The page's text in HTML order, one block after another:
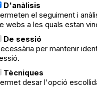
D'anàlisis
el seguiment i
webs a les quals estan
De sessió
per mantenir
Tècniques
desar l'opció